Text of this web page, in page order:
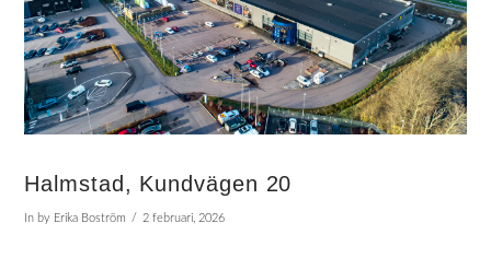
Halmstad, Kundvägen 20
In by Erika Boström 2 februari, 2026